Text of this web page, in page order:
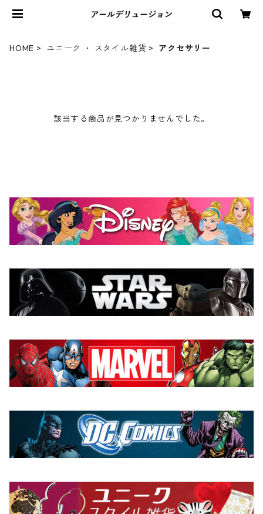
HOME ユニーク ・ スタイル雑貨 アクセサリー
該当する商品が見つかりませんでした。